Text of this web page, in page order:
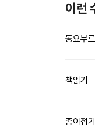
이런
동요부르
책읽기
종이접기